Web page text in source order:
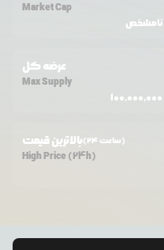
Market Cap
نامشخص
عرضه کل
Max Supply
100,000,000
بالاترین قیمت (24 ساعت)
High Price (24h)